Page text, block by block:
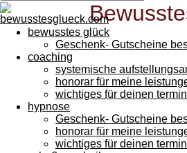
bewusstes glück
Geschenk- Gutscheine
coaching
systemische
honorar für meine
wichtiges für deinen termin
hypnose
Geschenk- Gutscheine
honorar für meine
wichtiges für deinen termin